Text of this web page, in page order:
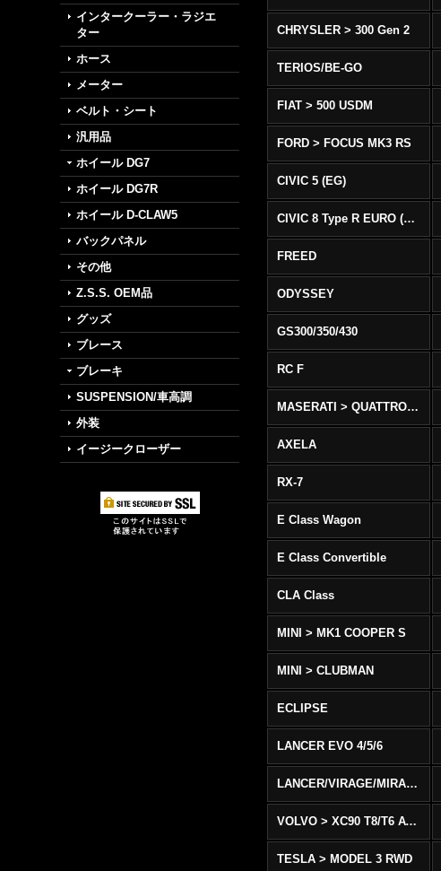
インタークーラー・ラジエ
ター
ホース
メーター
ベルト・シート
汎用品
ホイール DG7
ホイール DG7R
ホイール D-CLAW5
バックパネル
その他
Z.S.S. OEM品
グッズ
ブレース
ブレーキ
SUSPENSION/車高調
外装
イージークローザー
CHRYSLER > 300 Gen 2
TERIOS/BE-GO
FIAT > 500 USDM
FORD > FOCUS MK3 RS
CIVIC 5 (EG)
CIVIC 8 Type R EURO (FN)
FREED
ODYSSEY
GS300/350/430
RC F
MASERATI > QUATTROPORTE
AXELA
RX-7
E Class Wagon
E Class Convertible
CLA Class
MINI > MK1 COOPER S
MINI > CLUBMAN
ECLIPSE
LANCER EVO 4/5/6
LANCER/VIRAGE/MIRAGE
VOLVO > XC90 T8/T6 AWD
TESLA > MODEL 3 RWD